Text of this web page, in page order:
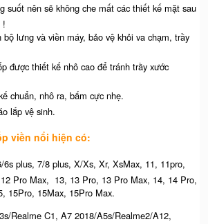
suốt nên sẽ không che mất các thiết kế mặt sau
!
lưng và viền máy, bảo vệ khỏi va chạm, trầy
được thiết kế nhô cao để tránh trầy xước
chuẩn, nhô ra, bấm cực nhẹ.
lắp vệ sinh.
viền nổi hiện có:
plus, 7/8 plus, X/Xs, Xr, XsMax, 11, 11pro,
Pro Max, 13, 13 Pro, 13 Pro Max, 14, 14 Pro,
15Pro, 15Max, 15Pro Max.
Realme C1, A7 2018/A5s/Realme2/A12,